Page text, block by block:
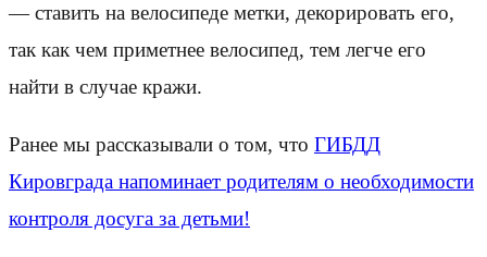
— ставить на велосипеде метки, декорировать его,
так как чем приметнее велосипед, тем легче его
найти в случае кражи.
Ранее мы рассказывали о том, что ГИБДД
Кировграда напоминает родителям о необходимости
контроля досуга за детьми!